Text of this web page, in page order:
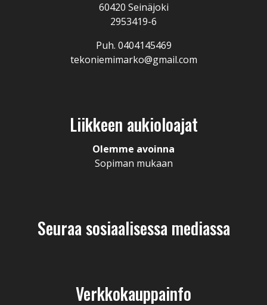
60420 Seinäjoki
2953419-6
Puh. 0404145469
tekoniemimarko@gmail.com
Liikkeen aukioloajat
Olemme avoinna
Sopiman mukaan
Seuraa sosiaalisessa mediassa
Verkkokauppainfo